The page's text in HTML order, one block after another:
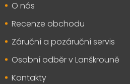
O nás
Recenze obchodu
Záruční a pozáruční servis
Osobní odběr v Lanškrouně
Kontakty